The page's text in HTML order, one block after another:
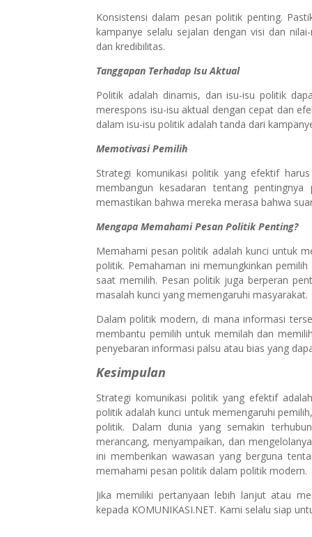
Konsistensi dalam pesan politik penting.
kampanye selalu sejalan dengan visi dan
dan kredibilitas.
Tanggapan Terhadap Isu Aktual
Politik adalah dinamis, dan isu-isu politik
merespons isu-isu aktual dengan cepat dan
dalam isu-isu politik adalah tanda dari
Memotivasi Pemilih
Strategi komunikasi politik yang efektif
membangun kesadaran tentang
memastikan bahwa mereka merasa bahwa
Mengapa Memahami Pesan Politik Penting?
Memahami pesan politik adalah kunci untuk
politik. Pemahaman ini memungkinkan
saat memilih. Pesan politik juga berperan
masalah kunci yang memengaruhi masyarakat.
Dalam politik modern, di mana informasi
membantu pemilih untuk memilah dan
penyebaran informasi palsu atau bias yang
Kesimpulan
Strategi komunikasi politik yang efektif
politik adalah kunci untuk memengaruhi
politik. Dalam dunia yang semakin
merancang, menyampaikan, dan
ini memberikan wawasan yang berguna
memahami pesan politik dalam politik modern.
Jika memiliki pertanyaan lebih lanjut atau
kepada KOMUNIKASI.NET. Kami selalu siap